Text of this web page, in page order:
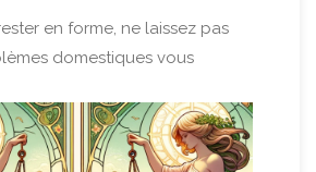
en forme, ne laissez pas
domestiques vous